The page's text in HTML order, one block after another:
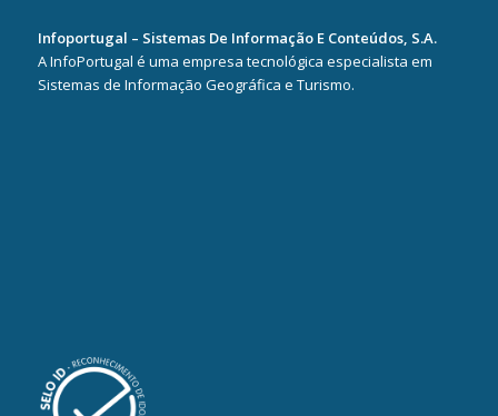
Infoportugal – Sistemas De Informação E Conteúdos, S.A.
A InfoPortugal é uma empresa tecnológica especialista em
Sistemas de Informação Geográfica e Turismo.